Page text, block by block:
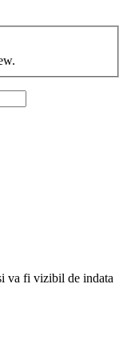
va fi vizibil de indata